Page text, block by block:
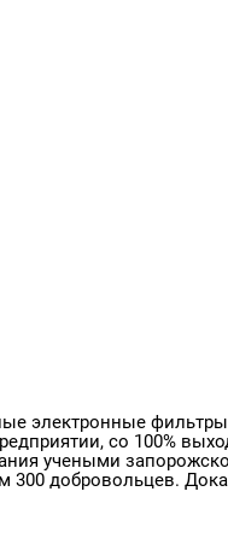
электронные фильтры
со 100%
учеными
300 добровольцев.